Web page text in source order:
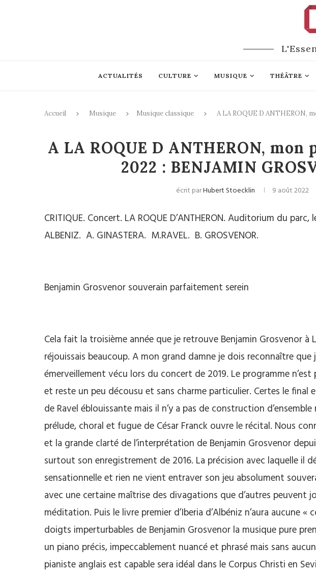
ACTUALITÉS CULTURE MUSIQUE THÉÂTRE
Accueil Musique Musique classique A LA ROQUE D ANTHERON,
A LA ROQUE D ANTHERON,
2022 : BENJAMIN
écrit parHubert Stoecklin 9 août 2022
CRITIQUE. Concert. LA ROQUE D’ANTHERON. Auditorium du parc,
ALBENIZ. A. GINASTERA. M.RAVEL. B. GROSVENOR.
Benjamin Grosvenor souverain parfaitement serein
Cela fait la troisième année que je retrouve Benjamin Grosvenor à
réjouissais beaucoup. A mon grand damne je dois reconnaître que
émerveillement vécu lors du concert de 2019. Le programme
et reste un peu décousu et sans charme particulier. Certes le final
de Ravel éblouissante mais il n’y a pas de construction
prélude, choral et fugue de César Franck ouvre le récital. Nous
et la grande clarté de l’interprétation de Benjamin Grosvenor
surtout son enregistrement de 2016. La précision avec laquelle il
sensationnelle et rien ne vient entraver son jeu absolument
avec une certaine maîtrise des divagations que d’autres peuvent
méditation. Puis le livre premier d’Iberia d’Albéniz n’aura aucune «
doigts imperturbables de Benjamin Grosvenor la musique pure
un piano précis, impeccablement nuancé et phrasé mais sans
pianiste anglais est capable sera idéal dans le Corpus Christi en